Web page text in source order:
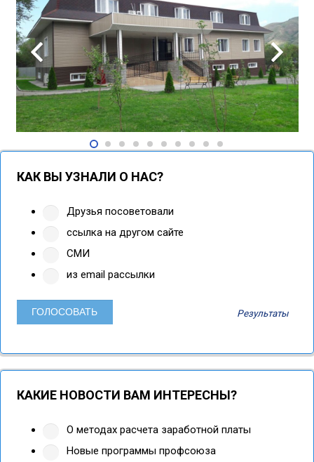
КАК ВЫ УЗНАЛИ О НАС?
Друзья посоветовали
ссылка на другом сайте
СМИ
из email рассылки
Результаты
КАКИЕ НОВОСТИ ВАМ ИНТЕРЕСНЫ?
О методах расчета заработной платы
Новые программы профсоюза